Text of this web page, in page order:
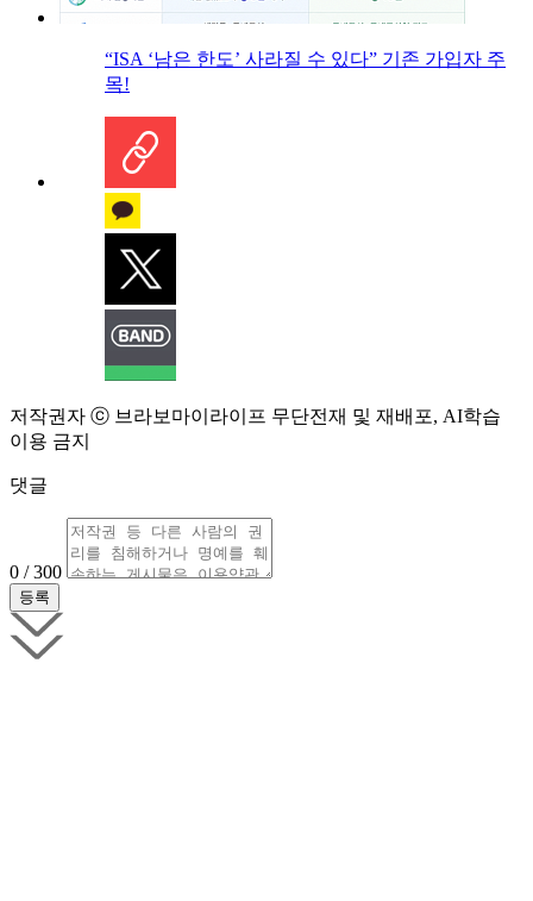
“ISA ‘남은 한도’ 사라질 수 있다” 기존 가입자 주
목!
저작권자 ⓒ 브라보마이라이프 무단전재 및 재배포, AI학습
이용 금지
댓글
0 / 300